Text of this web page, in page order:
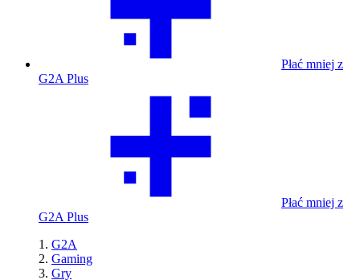
Płać mniej z
G2A Plus
Płać mniej z
G2A Plus
G2A
Gaming
Gry